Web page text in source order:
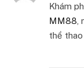
Khám
MM88
thể thao